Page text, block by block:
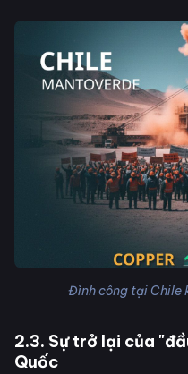
Đình công tại Chile
2.3. Sự trở lại của
Quốc